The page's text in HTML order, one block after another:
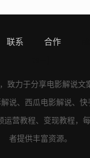
联系 合作
致力于分享电影解说文
说、 西瓜电影解说、 快
运营教程、变现教程，
者提供丰富资源。